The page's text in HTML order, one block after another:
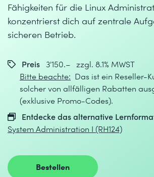
Fähigkeiten für die Linux
konzentrierst dich auf zentrale
sicheren Betrieb.
Preis 3'150.– zzgl. 8.1% MWST
Bitte beachte: Das ist ein Reseller-
solcher von allfälligen Rabatten
(exklusive Promo-Codes).
Entdecke das alternative
System Administration I (RH124)
Bestellen